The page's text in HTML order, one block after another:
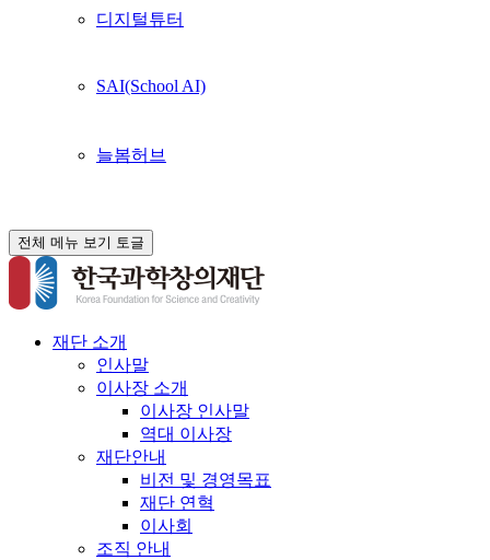
디지털튜터
SAI(School AI)
늘봄허브
전체 메뉴 보기 토글
재단 소개
인사말
이사장 소개
이사장 인사말
역대 이사장
재단안내
비전 및 경영목표
재단 연혁
이사회
조직 안내